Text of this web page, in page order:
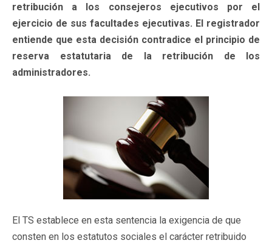
retribución a los consejeros ejecutivos por el
ejercicio de sus facultades ejecutivas. El registrador
entiende que esta decisión contradice el principio de
reserva estatutaria de la retribución de los
administradores.
El TS establece en esta sentencia la exigencia de que
consten en los estatutos sociales el carácter retribuido